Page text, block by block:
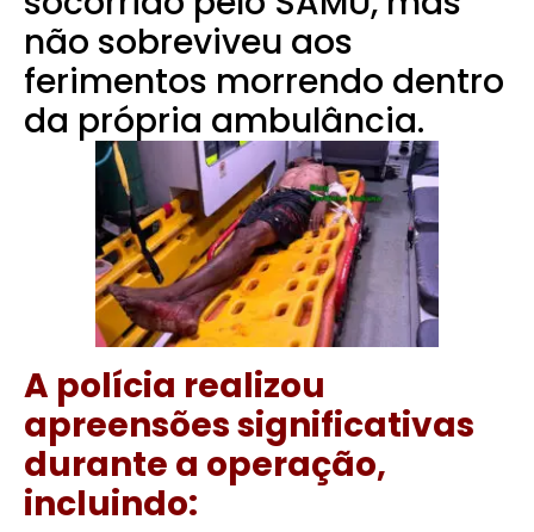
não sobreviveu aos
ferimentos morrendo dentro
da própria ambulância.
A polícia realizou
apreensões significativas
durante a operação,
incluindo: